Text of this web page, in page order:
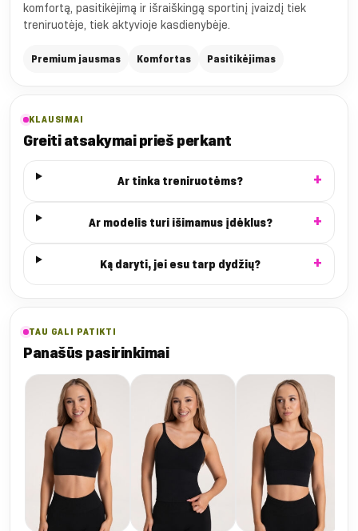
komfortą, pasitikėjimą ir išraiškingą sportinį įvaizdį tiek
treniruotėje, tiek aktyvioje kasdienybėje.
Premium jausmas Komfortas Pasitikėjimas
KLAUSIMAI
Greiti atsakymai prieš perkant
Ar tinka treniruotėms?
Ar modelis turi išimamus įdėklus?
Ką daryti, jei esu tarp dydžių?
TAU GALI PATIKTI
Panašūs pasirinkimai